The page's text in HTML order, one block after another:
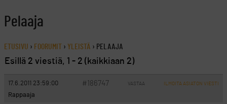
Pelaaja
ETUSIVU › FOORUMIT › YLEISTÄ › PELAAJA
Esillä 2 viestiä, 1 - 2 (kaikkiaan 2)
17.6.2011 23:59:00 #186747 VASTAA ILMOITA ASIATON VIESTI
Rappaaja